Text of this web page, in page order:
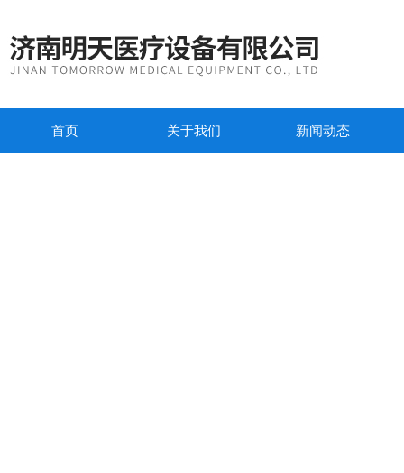
首页 关于我们 新闻动态